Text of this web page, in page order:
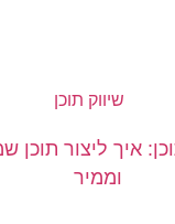
איך ליצור תוכן
וממיר